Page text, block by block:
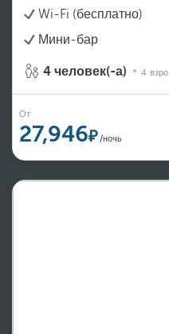
Wi-Fi (бесплатно)
Мини-бар
4 человек(-а) 4
От
27,946 /ночь